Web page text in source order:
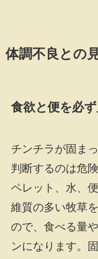
体調不良との
食欲と便を必ず
チンチラが固ま
判断するのは危
ペレット、水、
維質の多い牧草
ので、食べる量
ンになります。